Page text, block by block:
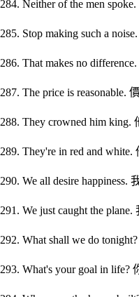
284. Neither of the men
285. Stop making such a
286. That makes no
287. The price is reasonable.
288. They crowned him king.
289. They're in red and
290. We all desire happiness.
291. We just caught the
292. What shall we do
293. What's your goal in